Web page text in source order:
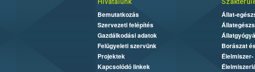
Hivatalunk
Bemutatkozás
Szervezeti felépítés
Gazdálkodási adatok
Felügyeleti szervünk
Projektek
Kapcsolódó linkek
Állat-
Borászat